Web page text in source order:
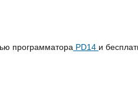
программатора PD14 и